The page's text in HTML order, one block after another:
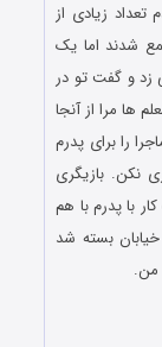
زیادی از
شدند اما یک
زد و گفت تو در
ها مرا از آنجا
را برای پدرم
نکن. بازیگری
با پدرم با هم
خیابان بسته شد
من.